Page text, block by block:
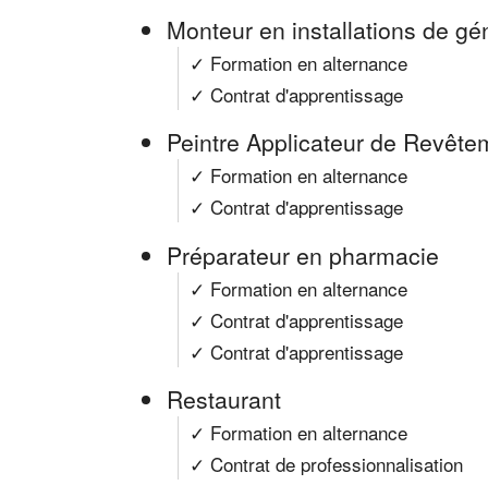
Monteur en installations de
✓ Formation en alternance
✓ Contrat d'apprentissage
Peintre Applicateur de
✓ Formation en alternance
✓ Contrat d'apprentissage
Préparateur en pharmacie
✓ Formation en alternance
✓ Contrat d'apprentissage
✓ Contrat d'apprentissage
Restaurant
✓ Formation en alternance
✓ Contrat de professionnalisation